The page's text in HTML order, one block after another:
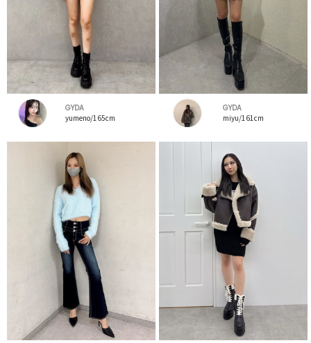
GYDA
yumeno/165cm
GYDA
miyu/161cm